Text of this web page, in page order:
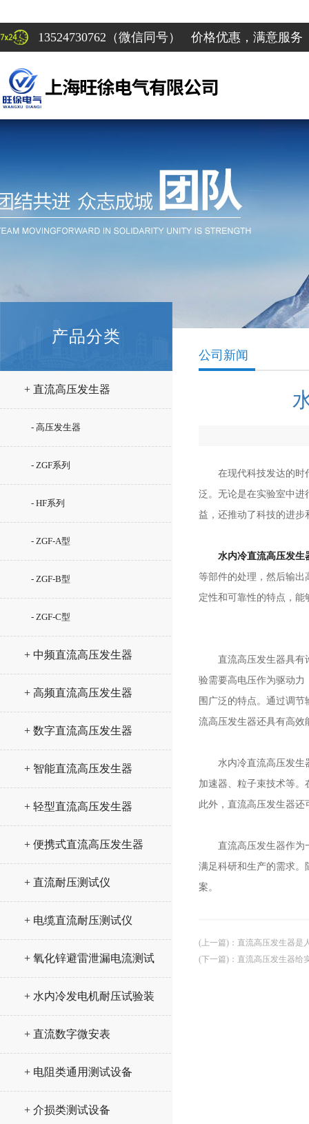
13524730762（微信同号） 价格优惠，满意服务
产品分类
+ 直流高压发生器
- 高压发生器
- ZGF系列
- HF系列
- ZGF-A型
- ZGF-B型
- ZGF-C型
+ 中频直流高压发生器
+ 高频直流高压发生器
+ 数字直流高压发生器
+ 智能直流高压发生器
+ 轻型直流高压发生器
+ 便携式直流高压发生器
+ 直流耐压测试仪
+ 电缆直流耐压测试仪
+ 氧化锌避雷泄漏电流测试
仪
+ 水内冷发电机耐压试验装
置
+ 直流数字微安表
+ 电阻类通用测试设备
+ 介损类测试设备
公司新闻
在现代科技发达的时代
泛。无论是在实验室中进
益，还推动了科技的进步
水内冷直流高压发生
等部件的处理，然后输出
定性和可靠性的特点，
直流高压发生器具有许
验需要高电压作为驱动力
围广泛的特点。通过调
流高压发生器还具有高效
水内冷直流高压发生器
加速器、粒子束技术等
此外，直流高压发生器
直流高压发生器作为一
满足科研和生产的需求
案。
(上一篇) ： 直流高压发生器是
(下一篇) ： 直流高压发生器给